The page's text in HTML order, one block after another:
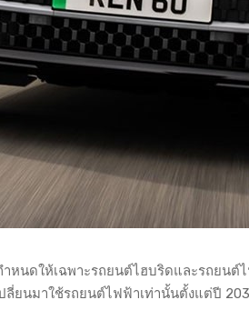
หนดให้เฉพาะรถยนต์ไฮบริดและรถยนต์
ยนมาใช้รถยนต์ไฟฟ้าเท่านั้นตั้งแต่ปี